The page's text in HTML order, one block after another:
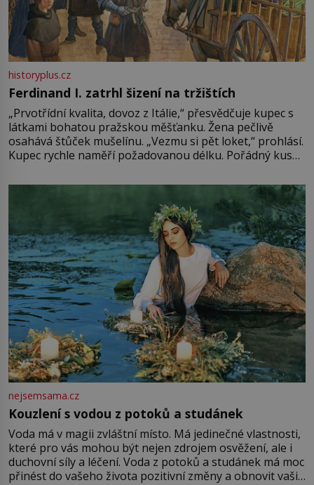
historyplus.cz
Ferdinand I. zatrhl šizení na tržištích
„Prvotřídní kvalita, dovoz z Itálie,“ přesvědčuje kupec s
látkami bohatou pražskou měšťanku. Žena pečlivě
osahává štůček mušelínu. „Vezmu si pět loket,“ prohlásí.
Kupec rychle naměří požadovanou délku. Pořádný kus
milostpaní. Stačí jenom na sukni,“ zhodnotí švadlena
množství růžového mušelínu. „Ošidili vás, podívejte.“
Vezme do ruky dřevěnou
nejsemsama.cz
Kouzlení s vodou z potoků a studánek
Voda má v magii zvláštní místo. Má jedinečné vlastnosti,
které pro vás mohou být nejen zdrojem osvěžení, ale i
duchovní síly a léčení. Voda z potoků a studánek má moc
přinést do vašeho života pozitivní změny a obnovit vaši